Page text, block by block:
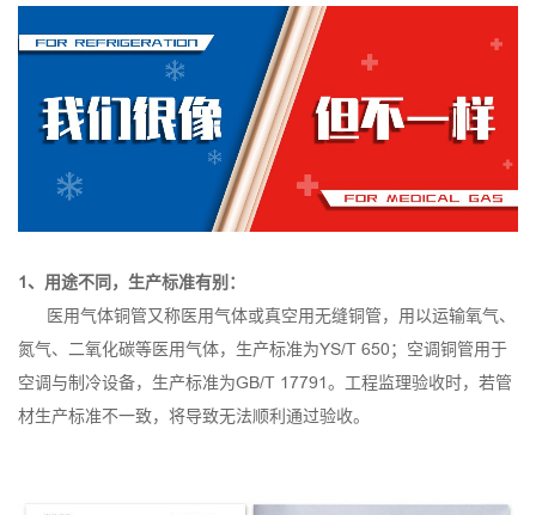
1、用途不同，生产标准有别：
医用气体铜管又称医用气体或真空用无缝铜管，用以运输氧气、
氮气、二氧化碳等医用气体，生产标准为YS/T 650；空调铜管用于
空调与制冷设备，生产标准为GB/T 17791。工程监理验收时，若管
材生产标准不一致，将导致无法顺利通过验收。